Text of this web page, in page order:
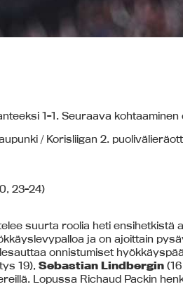
1-1. Seuraava
/ Korisliigan 2.
23-24)
suurta roolia heti
ja on ajoittain
onnistumiset
19), Sebastian Lindbergin(16
Lopussa Richaud Packin